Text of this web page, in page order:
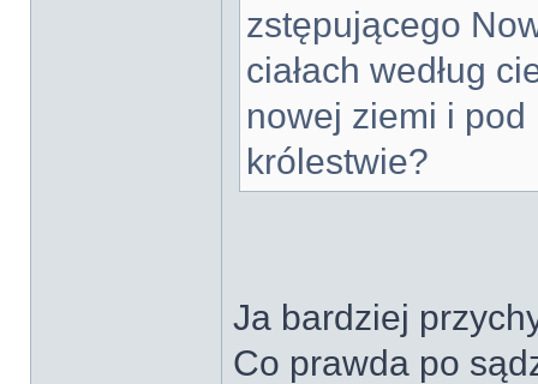
zstępującego
ciałach według
nowej ziemi i
królestwie?
Ja bardziej
Co prawda po